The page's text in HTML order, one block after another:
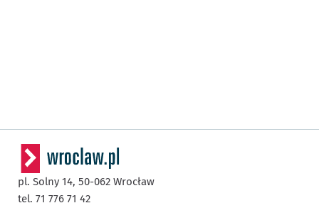
pl. Solny 14, 50-062 Wrocław
tel. 71 776 71 42